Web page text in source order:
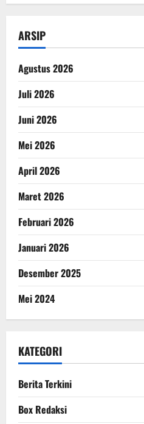
ARSIP
Agustus 2026
Juli 2026
Juni 2026
Mei 2026
April 2026
Maret 2026
Februari 2026
Januari 2026
Desember 2025
Mei 2024
KATEGORI
Berita Terkini
Box Redaksi